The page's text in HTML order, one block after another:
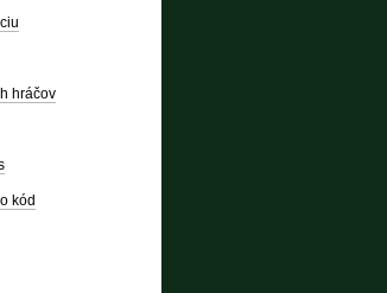
hráčov
kód